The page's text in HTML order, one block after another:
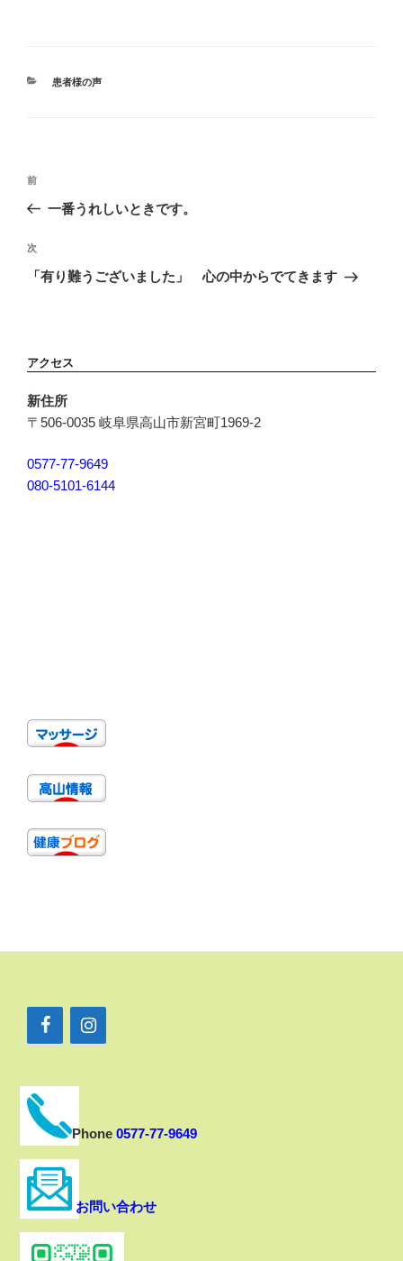
カ
患者様の声
稿
ナ
ゲ
ー
前
の
稿
前
一番うれしいときです。
次
の
次
「有り難うございました」 心の中からでてきます
アクセス
新住所
〒506-0035 岐阜県高山市新宮町1969-2
0577-77-9649
080-5101-6144
Phone 0577-77-9649
お問い合わせ